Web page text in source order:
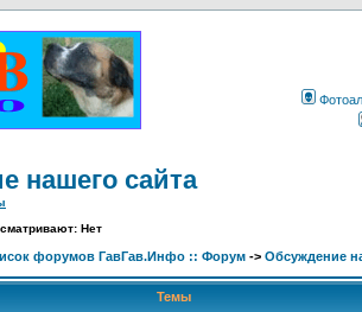
нашего сайта
Нет
форумов ГавГав.Инфо :: Форум -> Обсуждение
Темы